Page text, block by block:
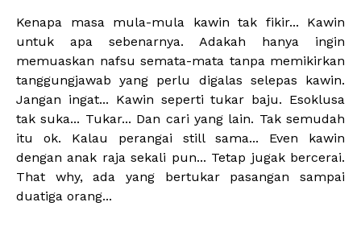
Kenapa masa mula-mula kawin tak fikir... Kawin
untuk apa sebenarnya. Adakah hanya ingin
memuaskan nafsu semata-mata tanpa memikirkan
tanggungjawab yang perlu digalas selepas kawin.
Jangan ingat... Kawin seperti tukar baju. Esoklusa
tak suka... Tukar... Dan cari yang lain. Tak semudah
itu ok. Kalau perangai still sama... Even kawin
dengan anak raja sekali pun... Tetap jugak bercerai.
That why, ada yang bertukar pasangan sampai
duatiga orang...